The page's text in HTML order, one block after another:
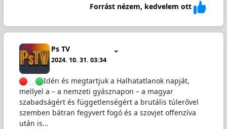
Forrást nézem, kedvelem ott
Ps TV
2024. 10. 31. 03:34
Idén és megtartjuk a Halhatatlanok napját,
mellyel a – a nemzeti gyásznapon – a magyar
szabadságért és függetlenségért a brutális túlerővel
szemben bátran fegyvert fogó és a szovjet offenzíva
után is…